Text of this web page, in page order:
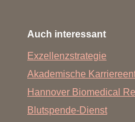
Auch interessant
Exzellenzstrategie
Akademische
Hannover Biomedical
Blutspende-Dienst